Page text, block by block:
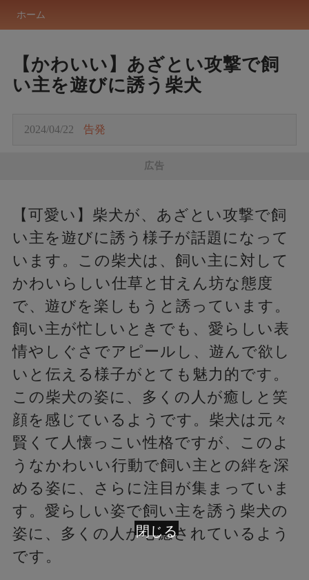
ホーム
【かわいい】あざとい攻撃で飼
い主を遊びに誘う柴犬
2024/04/22 告発
広告
【可愛い】柴犬が、あざとい攻撃で飼
い主を遊びに誘う様子が話題になって
います。この柴犬は、飼い主に対して
かわいらしい仕草と甘えん坊な態度
で、遊びを楽しもうと誘っています。
飼い主が忙しいときでも、愛らしい表
情やしぐさでアピールし、遊んで欲し
いと伝える様子がとても魅力的です。
この柴犬の姿に、多くの人が癒しと笑
顔を感じているようです。柴犬は元々
賢くて人懐っこい性格ですが、このよ
うなかわいい行動で飼い主との絆を深
める姿に、さらに注目が集まっていま
す。愛らしい姿で飼い主を誘う柴犬の
姿に、多くの人が心癒されているよう
です。
閉じる